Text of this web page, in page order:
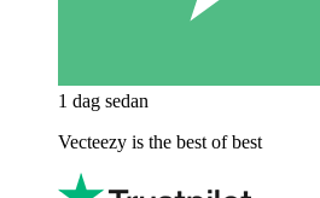
1 dag sedan
Vecteezy is the best of best